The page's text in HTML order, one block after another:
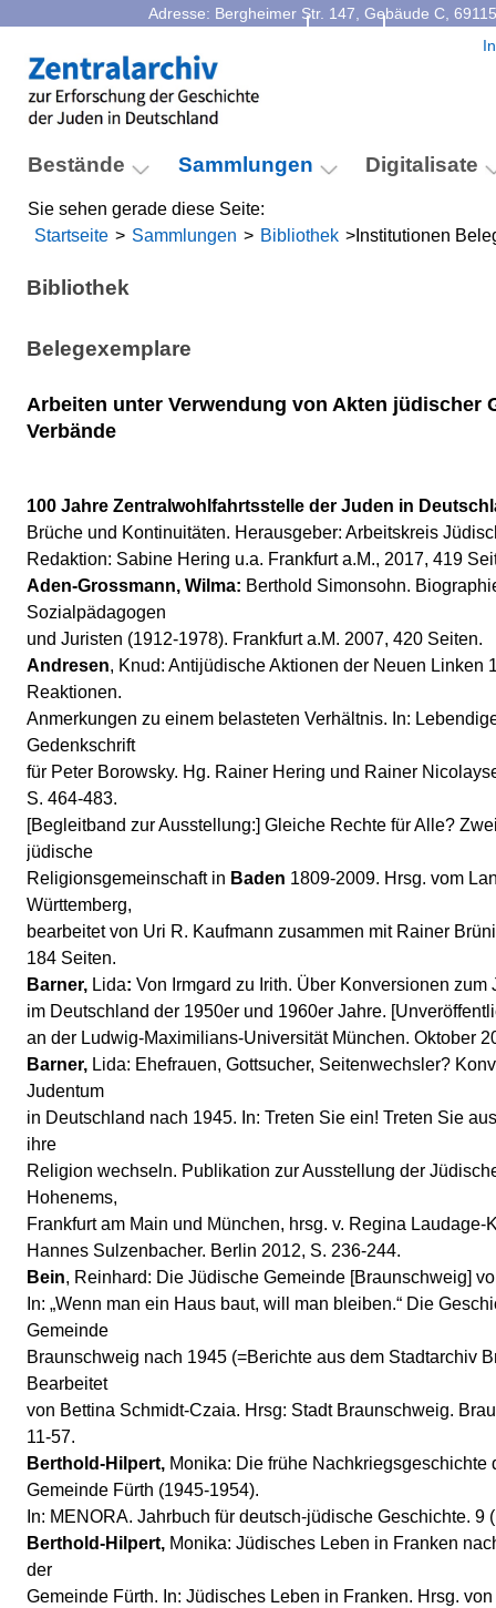
Adresse: Bergheimer Str. 147, Gebäude C,
Bestände Sammlungen Digitalisate
Sie sehen gerade diese Seite:
Startseite > Sammlungen > Bibliothek > Institutionen
Bibliothek
Belegexemplare
Arbeiten unter Verwendung von Akten jüdischer
Verbände
100 Jahre Zentralwohlfahrtsstelle der Juden in
Brüche und Kontinuitäten. Herausgeber: Arbeitskreis
Redaktion: Sabine Hering u.a. Frankfurt a.M., 2017, 419
Aden-Grossmann, Wilma: Berthold Simonsohn.
Sozialpädagogen
und Juristen (1912-1978). Frankfurt a.M. 2007, 420 Seiten.
Andresen, Knud: Antijüdische Aktionen der Neuen Linken
Reaktionen.
Anmerkungen zu einem belasteten Verhältnis. In:
Gedenkschrift
für Peter Borowsky. Hg. Rainer Hering und Rainer
S. 464-483.
[Begleitband zur Ausstellung:] Gleiche Rechte für Alle?
jüdische
Religionsgemeinschaft in Baden 1809-2009. Hrsg. vom
Württemberg,
bearbeitet von Uri R. Kaufmann zusammen mit Rainer
184 Seiten.
Barner, Lida: Von Irmgard zu Irith. Über Konversionen zum
im Deutschland der 1950er und 1960er Jahre.
an der Ludwig-Maximilians-Universität München. Oktober
Barner, Lida: Ehefrauen, Gottsucher, Seitenwechsler?
Judentum
in Deutschland nach 1945. In: Treten Sie ein! Treten Sie
ihre
Religion wechseln. Publikation zur Ausstellung der
Hohenems,
Frankfurt am Main und München, hrsg. v. Regina Laudage-
Hannes Sulzenbacher. Berlin 2012, S. 236-244.
Bein, Reinhard: Die Jüdische Gemeinde [Braunschweig]
In: „Wenn man ein Haus baut, will man bleiben.“ Die
Gemeinde
Braunschweig nach 1945 (=Berichte aus dem Stadtarchiv
Bearbeitet
von Bettina Schmidt-Czaia. Hrsg: Stadt Braunschweig.
11-57.
Berthold-Hilpert, Monika: Die frühe Nachkriegsgeschichte
Gemeinde Fürth (1945-1954).
In: MENORA. Jahrbuch für deutsch-jüdische Geschichte. 9
Berthold-Hilpert, Monika: Jüdisches Leben in Franken
der
Gemeinde Fürth. In: Jüdisches Leben in Franken. Hrsg.